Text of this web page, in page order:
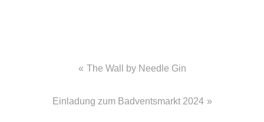
Beitragsnavigation
The Wall by Needle Gin
Einladung zum Badventsmarkt 2024